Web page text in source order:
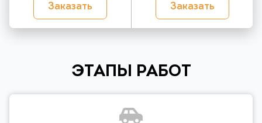
Заказать Заказать
ЭТАПЫ РАБОТ